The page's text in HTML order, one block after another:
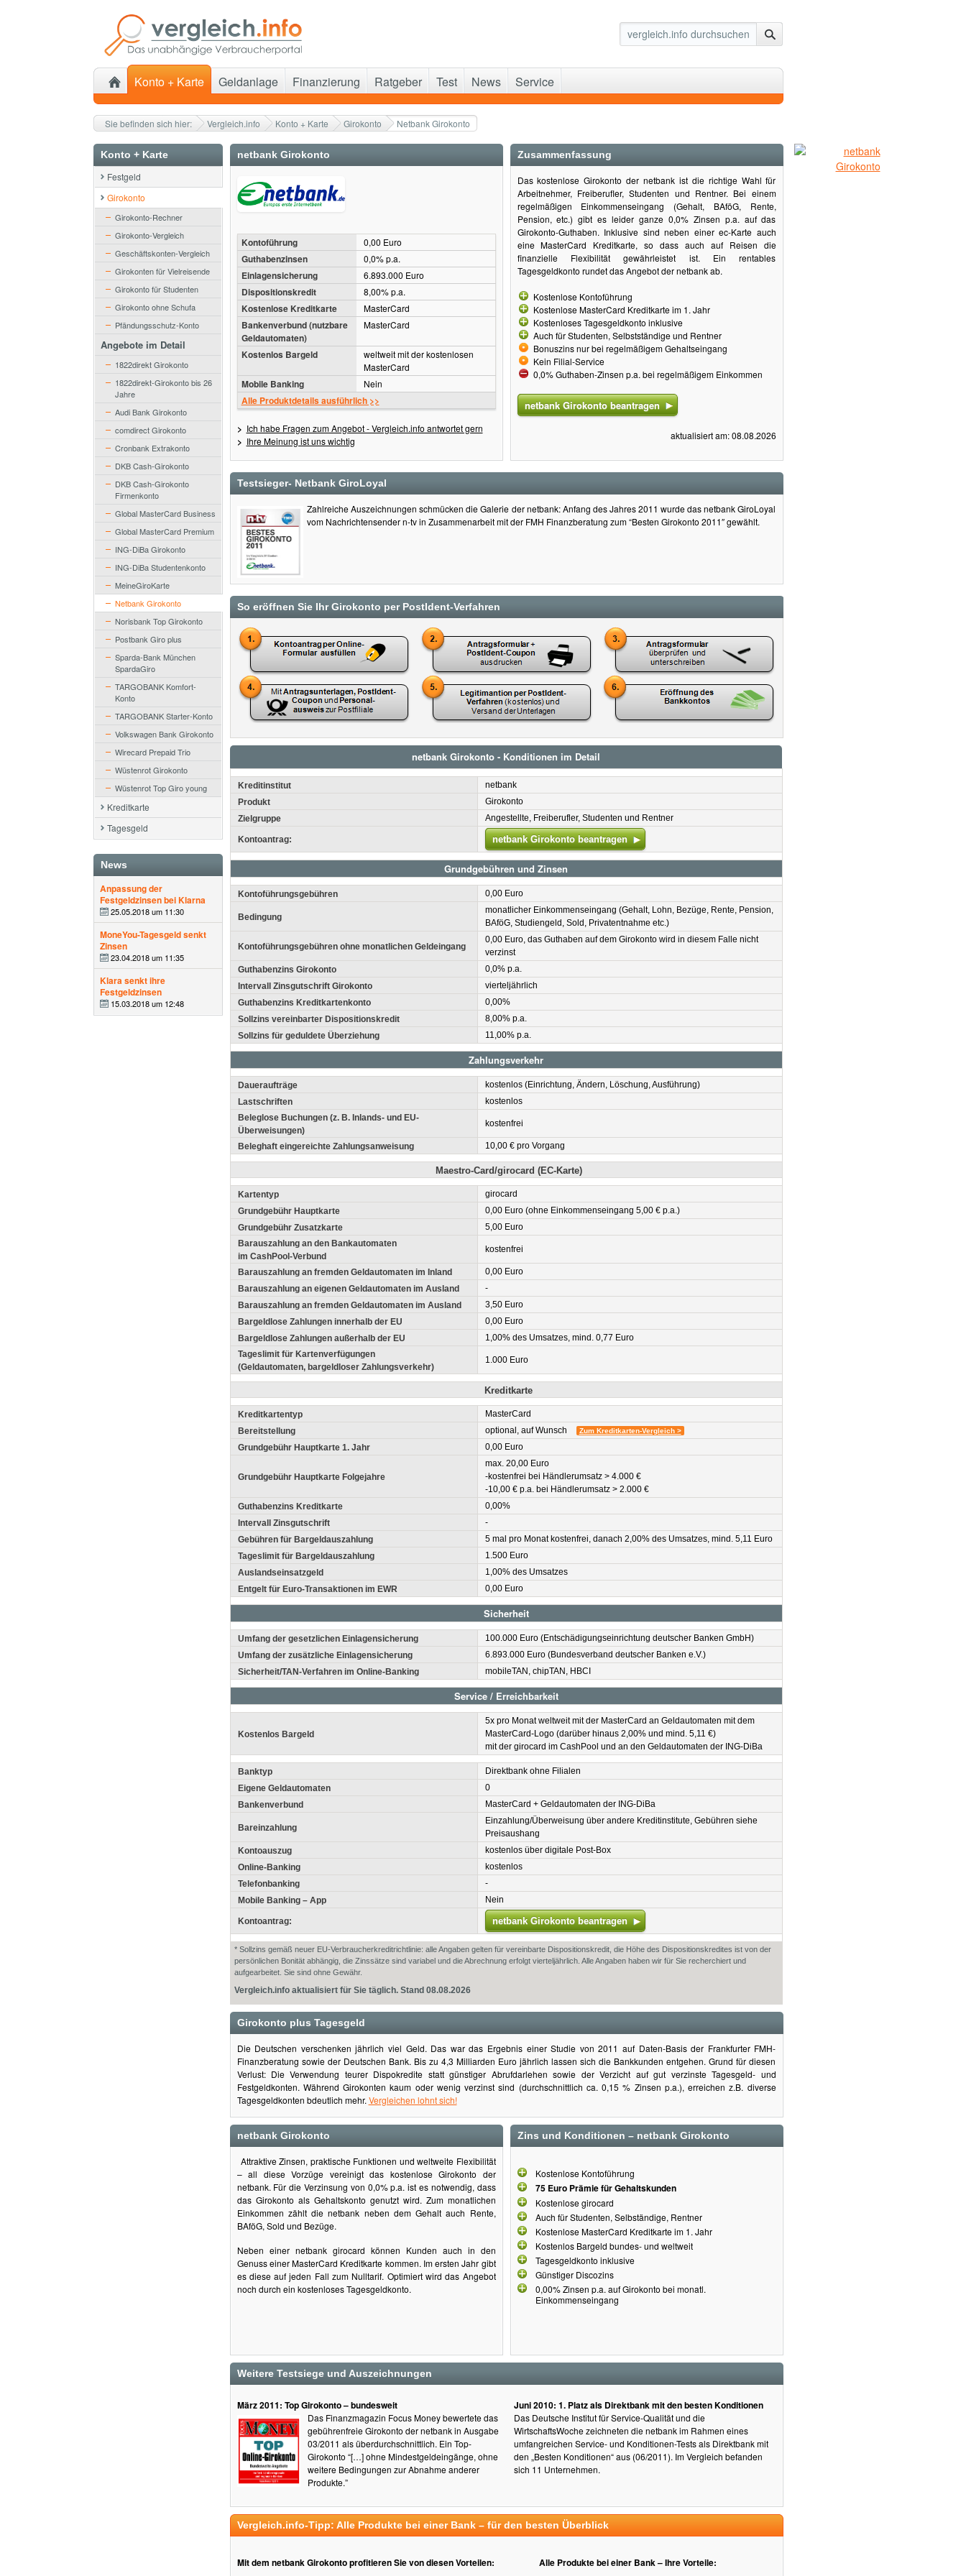
Sie befinden sich hier: Vergleich.info Konto + Karte Girokonto Netbank Girokonto
Konto + Karte
Festgeld
Girokonto
Girokonto-Rechner
Girokonto-Vergleich
Geschäftskonten-Vergleich
Girokonten für Vielreisende
Girokonto für Studenten
Girokonto ohne Schufa
Pfändungsschutz-Konto
Angebote im Detail
1822direkt Girokonto
1822direkt-Girokonto bis 26
Jahre
Audi Bank Girokonto
comdirect Girokonto
Cronbank Extrakonto
DKB Cash-Girokonto
DKB Cash-Girokonto
Firmenkonto
Global MasterCard Business
Global MasterCard Premium
ING-DiBa Girokonto
ING-DiBa Studentenkonto
MeineGiroKarte
Netbank Girokonto
Norisbank Top Girokonto
Postbank Giro plus
Sparda-Bank München
SpardaGiro
TARGOBANK Komfort-
Konto
TARGOBANK Starter-Konto
Volkswagen Bank Girokonto
Wirecard Prepaid Trio
Wüstenrot Girokonto
Wüstenrot Top Giro young
Kreditkarte
Tagesgeld
News
Anpassung der
Festgeldzinsen bei Klarna
25.05.2018 um 11:30
MoneYou-Tagesgeld senkt
Zinsen
23.04.2018 um 11:35
Klara senkt ihre
Festgeldzinsen
15.03.2018 um 12:48
netbank Girokonto
Kontoführung 0,00 Euro
Guthabenzinsen 0,0% p.a.
Einlagensicherung 6.893.000 Euro
Dispositionskredit 8,00% p.a.
Kostenlose Kreditkarte MasterCard
Bankenverbund (nutzbare
Geldautomaten)
MasterCard
Kostenlos Bargeld
weltweit mit der kostenlosen
MasterCard
Mobile Banking Nein
Alle Produktdetails ausführlich >>
> Ich habe Fragen zum Angebot - Vergleich.info antwortet gern
> Ihre Meinung ist uns wichtig
Zusammenfassung
Das kostenlose Girokonto der netbank ist die richtige Wahl für
Arbeitnehmer, Freiberufler, Studenten und Rentner. Bei einem
regelmäßigen Einkommenseingang (Gehalt, BAföG, Rente,
Pension, etc.) gibt es leider ganze 0,0% Zinsen p.a. auf das
Girokonto-Guthaben. Inklusive sind neben einer ec-Karte auch
eine MasterCard Kreditkarte, so dass auch auf Reisen die
finanzielle Flexibilität gewährleistet ist. Ein rentables
Tagesgeldkonto rundet das Angebot der netbank ab.
Kostenlose Kontoführung
Kostenlose MasterCard Kreditkarte im 1. Jahr
Kostenloses Tagesgeldkonto inklusive
Auch für Studenten, Selbstständige und Rentner
Bonuszins nur bei regelmäßigem Gehaltseingang
Kein Filial-Service
0,0% Guthaben-Zinsen p.a. bei regelmäßigem Einkommen
netbank Girokonto beantragen
aktualisiert am: 08.08.2026
Testsieger- Netbank GiroLoyal
Zahlreiche Auszeichnungen schmücken die Galerie der netbank: Anfang des Jahres 2011 wurde das netbank GiroLoyal
vom Nachrichtensender n-tv in Zusammenarbeit mit der FMH Finanzberatung zum “Besten Girokonto 2011″ gewählt.
So eröffnen Sie Ihr Girokonto per PostIdent-Verfahren
netbank Girokonto - Konditionen im Detail
* Sollzins gemäß neuer EU-Verbraucherkreditrichtlinie: alle Angaben gelten für vereinbarte Dispositionskredit, die Höhe des Dispositionskredites ist von der
persönlichen Bonität abhängig, die Zinssätze sind variabel und die Abrechnung erfolgt vierteljährlich. Alle Angaben haben wir für Sie recherchiert und
aufgearbeitet. Sie sind ohne Gewähr.
Vergleich.info aktualisiert für Sie täglich. Stand 08.08.2026
Kreditinstitut
netbank
Produkt
Girokonto
Zielgruppe
Angestellte, Freiberufler, Studenten und Rentner
Kontoantrag: netbank Girokonto beantragen
Grundgebühren und Zinsen
Kontoführungsgebühren 0,00 Euro
Bedingung
monatlicher Einkommenseingang (Gehalt, Lohn, Bezüge, Rente, Pension,
BAföG, Studiengeld, Sold, Privatentnahme etc.)
Kontoführungsgebühren ohne monatlichen Geldeingang
0,00 Euro, das Guthaben auf dem Girokonto wird in diesem Falle nicht
verzinst
Guthabenzins Girokonto
0,0% p.a.
Intervall Zinsgutschrift Girokonto
vierteljährlich
Guthabenzins Kreditkartenkonto
0,00%
Sollzins vereinbarter Dispositionskredit
8,00% p.a.
Sollzins für geduldete Überziehung
11,00% p.a.
Zahlungsverkehr
Daueraufträge
kostenlos (Einrichtung, Ändern, Löschung, Ausführung)
Lastschriften
kostenlos
Beleglose Buchungen (z. B. Inlands- und EU-
Überweisungen)
kostenfrei
Beleghaft eingereichte Zahlungsanweisung 10,00 € pro Vorgang
Maestro-Card/girocard (EC-Karte)
Kartentyp
girocard
Grundgebühr Hauptkarte
0,00 Euro (ohne Einkommenseingang 5,00 € p.a.)
Grundgebühr Zusatzkarte
5,00 Euro
Barauszahlung an den Bankautomaten
im CashPool-Verbund
kostenfrei
Barauszahlung an fremden Geldautomaten im Inland
0,00 Euro
Barauszahlung an eigenen Geldautomaten im Ausland
-
Barauszahlung an fremden Geldautomaten im Ausland
3,50 Euro
Bargeldlose Zahlungen innerhalb der EU
0,00 Euro
Bargeldlose Zahlungen außerhalb der EU
1,00% des Umsatzes, mind. 0,77 Euro
Tageslimit für Kartenverfügungen
(Geldautomaten, bargeldloser Zahlungsverkehr)
1.000 Euro
Kreditkarte
Kreditkartentyp
MasterCard
Bereitstellung
optional, auf Wunsch Zum Kreditkarten-Vergleich >
Grundgebühr Hauptkarte 1. Jahr 0,00 Euro
Grundgebühr Hauptkarte Folgejahre
max. 20,00 Euro
-kostenfrei bei Händlerumsatz > 4.000 €
-10,00 € p.a. bei Händlerumsatz > 2.000 €
Guthabenzins Kreditkarte
0,00%
Intervall Zinsgutschrift
-
Gebühren für Bargeldauszahlung
5 mal pro Monat kostenfrei, danach 2,00% des Umsatzes, mind. 5,11 Euro
Tageslimit für Bargeldauszahlung
1.500 Euro
Auslandseinsatzgeld
1,00% des Umsatzes
Entgelt für Euro-Transaktionen im EWR
0,00 Euro
Sicherheit
Umfang der gesetzlichen Einlagensicherung
100.000 Euro (Entschädigungseinrichtung deutscher Banken GmbH)
Umfang der zusätzliche Einlagensicherung
6.893.000 Euro (Bundesverband deutscher Banken e.V.)
Sicherheit/TAN-Verfahren im Online-Banking
mobileTAN, chipTAN, HBCI
Service / Erreichbarkeit
Kostenlos Bargeld
5x pro Monat weltweit mit der MasterCard an Geldautomaten mit dem
MasterCard-Logo (darüber hinaus 2,00% und mind. 5,11 €)
mit der girocard im CashPool und an den Geldautomaten der ING-DiBa
Banktyp
Direktbank ohne Filialen
Eigene Geldautomaten
0
Bankenverbund
MasterCard + Geldautomaten der ING-DiBa
Bareinzahlung
Einzahlung/Überweisung über andere Kreditinstitute, Gebühren siehe
Preisaushang
Kontoauszug
kostenlos über digitale Post-Box
Online-Banking
kostenlos
Telefonbanking
-
Mobile Banking – App
Nein
Kontoantrag: netbank Girokonto beantragen
Girokonto plus Tagesgeld
Die Deutschen verschenken jährlich viel Geld. Das war das Ergebnis einer Studie von 2011 auf Daten-Basis der Frankfurter FMH-
Finanzberatung sowie der Deutschen Bank. Bis zu 4,3 Milliarden Euro jährlich lassen sich die Bankkunden entgehen. Grund für diesen
Verlust: Die Verwendung teurer Dispokredite statt günstiger Abrufdarlehen sowie der Verzicht auf gut verzinste Tagesgeld- und
Festgeldkonten. Während Girokonten kaum oder wenig verzinst sind (durchschnittlich ca. 0,15 % Zinsen p.a.), erreichen z.B. diverse
Tagesgeldkonten bdeutlich mehr. Vergleichen lohnt sich!
netbank Girokonto
Attraktive Zinsen, praktische Funktionen und weltweite Flexibilität
– all diese Vorzüge vereinigt das kostenlose Girokonto der
netbank. Für die Verzinsung von 0,0% p.a. ist es notwendig, dass
das Girokonto als Gehaltskonto genutzt wird. Zum monatlichen
Einkommen zählt die netbank neben dem Gehalt auch Rente,
BAföG, Sold und Bezüge.
Neben einer netbank girocard können Kunden auch in den
Genuss einer MasterCard Kreditkarte kommen. Im ersten Jahr gibt
es diese auf jeden Fall zum Nulltarif. Optimiert wird das Angebot
noch durch ein kostenloses Tagesgeldkonto.
Zins und Konditionen – netbank Girokonto
Kostenlose Kontoführung
75 Euro Prämie für Gehaltskunden
Kostenlose girocard
Auch für Studenten, Selbständige, Rentner
Kostenlose MasterCard Kreditkarte im 1. Jahr
Kostenlos Bargeld bundes- und weltweit
Tagesgeldkonto inklusive
Günstiger Discozins
0,00% Zinsen p.a. auf Girokonto bei monatl.
Einkommenseingang
Weitere Testsiege und Auszeichnungen
März 2011: Top Girokonto – bundesweit
Das Finanzmagazin Focus Money bewertete das
gebührenfreie Girokonto der netbank in Ausgabe
03/2011 als überdurchschnittlich. Ein Top-
Girokonto “[…] ohne Mindestgeldeingänge, ohne
weitere Bedingungen zur Abnahme anderer
Produkte.”
Juni 2010: 1. Platz als Direktbank mit den besten Konditionen
Das Deutsche Institut für Service-Qualität und die
WirtschaftsWoche zeichneten die netbank im Rahmen eines
umfangreichen Service- und Konditionen-Tests als Direktbank mit
den „Besten Konditionen“ aus (06/2011). Im Vergleich befanden
sich 11 Unternehmen.
Vergleich.info-Tipp: Alle Produkte bei einer Bank – für den besten Überblick
Mit dem netbank Girokonto profitieren Sie von diesen Vorteilen: Alle Produkte bei einer Bank – Ihre Vorteile:
Konto + Karte Geldanlage Finanzierung Ratgeber Test News Service